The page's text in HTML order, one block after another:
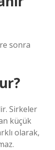
sonra
Sirkeler
küçük
olarak,